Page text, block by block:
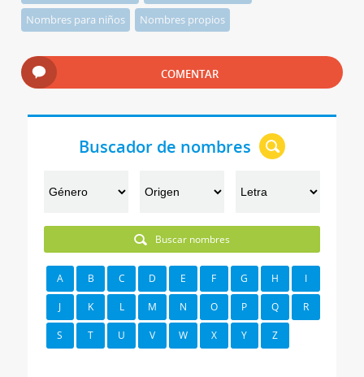
Nombres para niños
Nombres propios
COMENTAR
Buscador de nombres
Buscar nombres
A B C D E F G H I
J K L M N O P Q R
S T U V W X Y Z